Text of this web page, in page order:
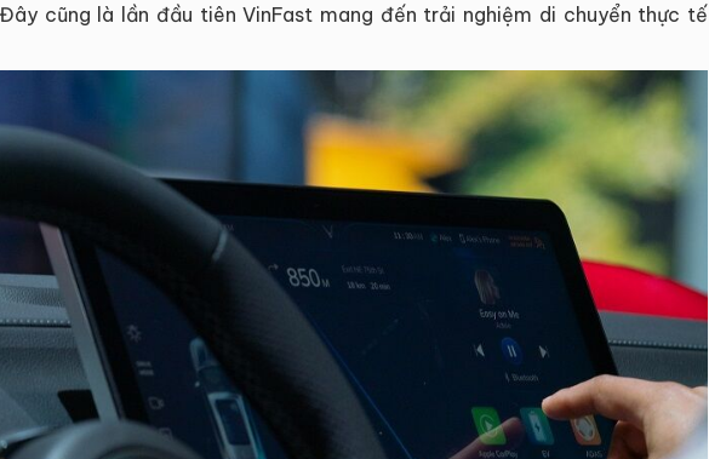
cũng là lần đầu tiên VinFast mang đến trải nghiệm di chuyển thực tế